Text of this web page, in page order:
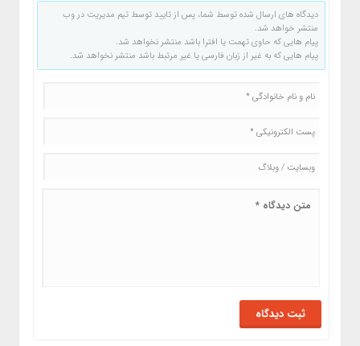
دیدگاه های ارسال شده توسط شما، پس از تایید توسط تیم مدیریت در وب
منتشر خواهد شد.
پیام هایی که حاوی تهمت یا افترا باشد منتشر نخواهد شد.
پیام هایی که به غیر از زبان فارسی یا غیر مرتبط باشد منتشر نخواهد شد.